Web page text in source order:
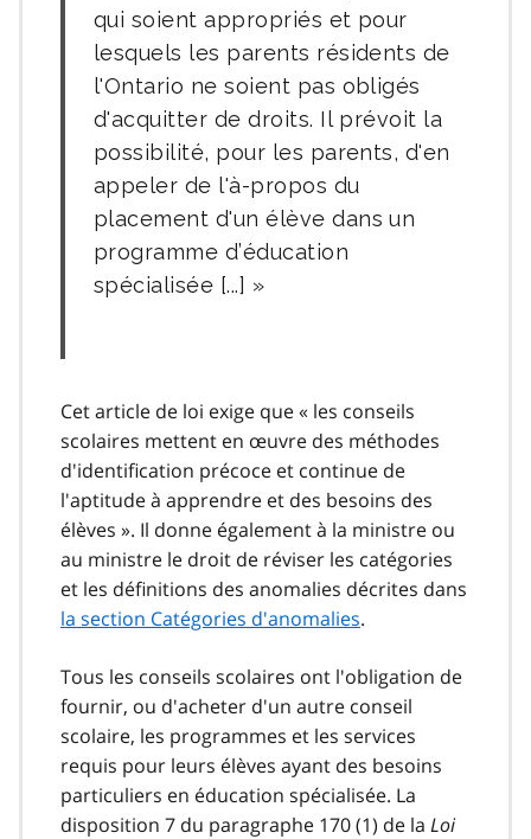
qui soient appropriés et pour
lesquels les parents résidents de
l'Ontario ne soient pas obligés
d'acquitter de droits. Il prévoit la
possibilité, pour les parents, d'en
appeler de l'à-propos du
placement d'un élève dans un
programme d’éducation
spécialisée [...]
Cet article de loi exige que « les conseils
scolaires mettent en œuvre des méthodes
d'identification précoce et continue de
l'aptitude à apprendre et des besoins des
élèves ». Il donne également à la ministre ou
au ministre le droit de réviser les catégories
et les définitions des anomalies décrites dans
la section Catégories d'anomalies.
Tous les conseils scolaires ont l'obligation de
fournir, ou d'acheter d'un autre conseil
scolaire, les programmes et les services
requis pour leurs élèves ayant des besoins
particuliers en éducation spécialisée. La
disposition 7 du paragraphe 170 (1) de la Loi